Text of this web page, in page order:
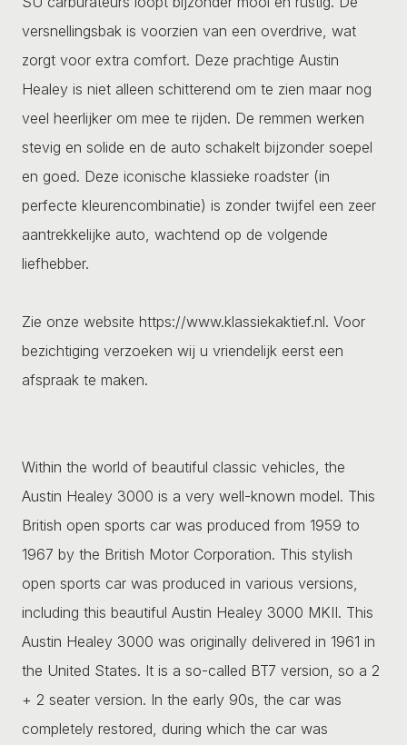
versnellingsbak is voorzien van een overdrive, wat
zorgt voor extra comfort. Deze prachtige Austin
Healey is niet alleen schitterend om te zien maar nog
veel heerlijker om mee te rijden. De remmen werken
stevig en solide en de auto schakelt bijzonder soepel
en goed. Deze iconische klassieke roadster (in
perfecte kleurencombinatie) is zonder twijfel een zeer
aantrekkelijke auto, wachtend op de volgende
liefhebber.
Zie onze website https://www.klassiekaktief.nl. Voor
bezichtiging verzoeken wij u vriendelijk eerst een
afspraak te maken.
Within the world of beautiful classic vehicles, the
Austin Healey 3000 is a very well-known model. This
British open sports car was produced from 1959 to
1967 by the British Motor Corporation. This stylish
open sports car was produced in various versions,
including this beautiful Austin Healey 3000 MKII. This
Austin Healey 3000 was originally delivered in 1961 in
the United States. It is a so-called BT7 version, so a 2
+ 2 seater version. In the early 90s, the car was
completely restored, during which the car was